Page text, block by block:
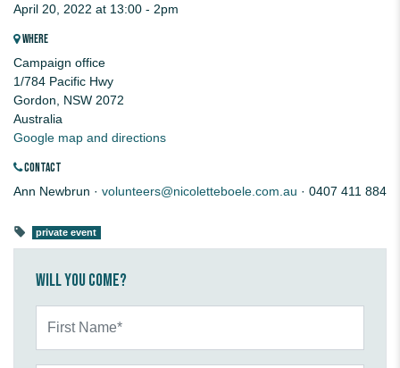
April 20, 2022 at 13:00 - 2pm
WHERE
Campaign office
1/784 Pacific Hwy
Gordon, NSW 2072
Australia
Google map and directions
CONTACT
Ann Newbrun · volunteers@nicoletteboele.com.au · 0407 411 884
private event
Will you come?